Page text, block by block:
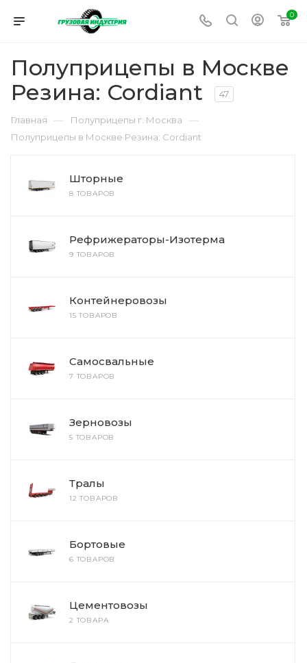
0
Полуприцепы в Москве
Резина: Cordiant
47
Главная — Полуприцепы г. Москва —
Полуприцепы в Москве Резина: Cordiant
Шторные
8 ТОВАРОВ
Рефрижераторы-Изотерма
9 ТОВАРОВ
Контейнеровозы
15 ТОВАРОВ
Самосвальные
7 ТОВАРОВ
Зерновозы
5 ТОВАРОВ
Тралы
12 ТОВАРОВ
Бортовые
6 ТОВАРОВ
Цементовозы
2 ТОВАРА